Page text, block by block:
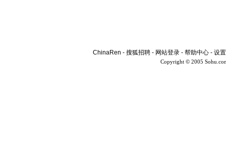
ChinaRen - 搜狐招聘 - 网站登录 - 帮助中心 - 设
Copyright © 2005